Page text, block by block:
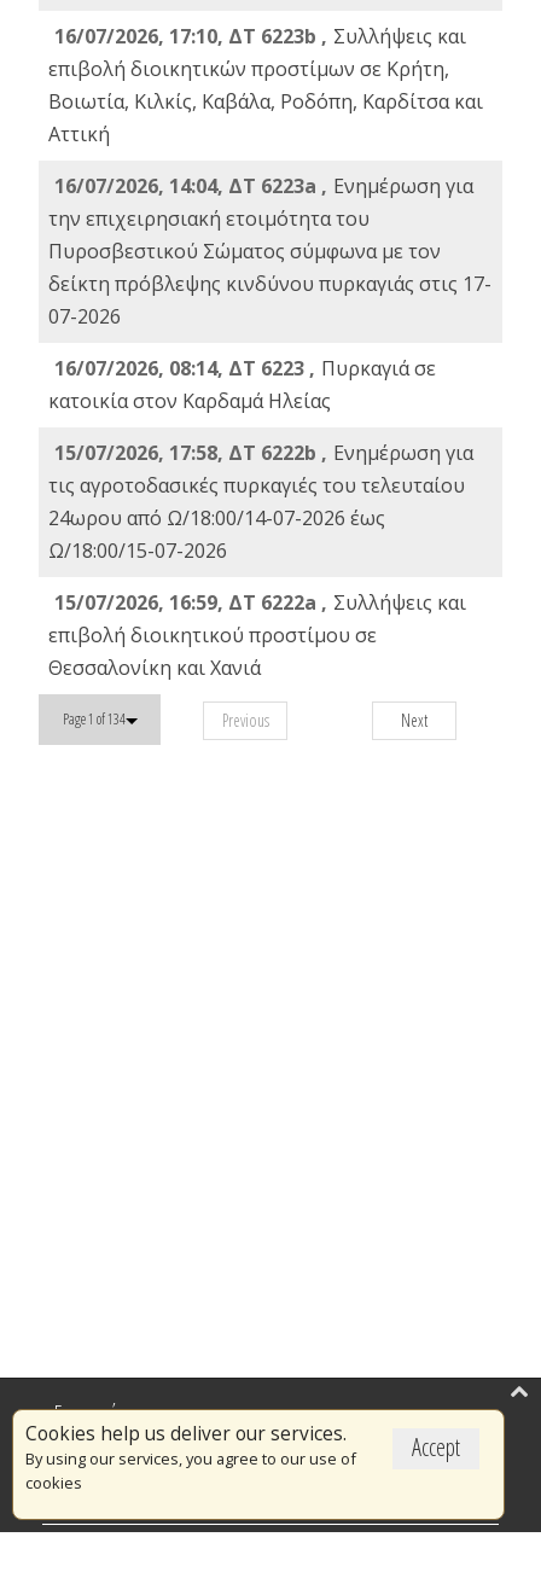
16/07/2026, 17:10, ΔΤ 6223b , Συλλήψεις και
επιβολή διοικητικών προστίμων σε Κρήτη,
Βοιωτία, Κιλκίς, Καβάλα, Ροδόπη, Καρδίτσα και
Αττική
16/07/2026, 14:04, ΔΤ 6223a , Ενημέρωση για
την επιχειρησιακή ετοιμότητα του
Πυροσβεστικού Σώματος σύμφωνα με τον
δείκτη πρόβλεψης κινδύνου πυρκαγιάς στις 17-
07-2026
16/07/2026, 08:14, ΔΤ 6223 , Πυρκαγιά σε
κατοικία στον Καρδαμά Ηλείας
15/07/2026, 17:58, ΔΤ 6222b , Ενημέρωση για
τις αγροτοδασικές πυρκαγιές του τελευταίου
24ωρου από Ω/18:00/14-07-2026 έως
Ω/18:00/15-07-2026
15/07/2026, 16:59, ΔΤ 6222a , Συλλήψεις και
επιβολή διοικητικού προστίμου σε
Θεσσαλονίκη και Χανιά
Page 1 of 134 Previous Next
Accept
Cookies help us deliver our services.
By using our services, you agree to our use of
cookies
Επικαιρότητα
Το Πυροσβεστικό Σώμα